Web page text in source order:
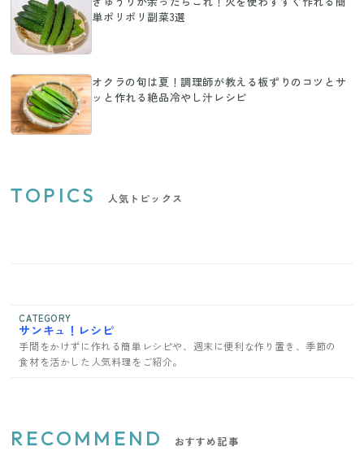
単ポリポリ副菜3選
オクラの旬は夏！調理師が教える板ずりのコツとサ
ッと作れる絶品冷やし汁レシピ
TOPICS 人気トピックス
CATEGORY
サンキュ！レシピ
手間をかけずに作れる簡単レシピや、週末に便利な作り置き、季節の
食材を活かした人気料理をご紹介。
RECOMMEND おすすめ記事